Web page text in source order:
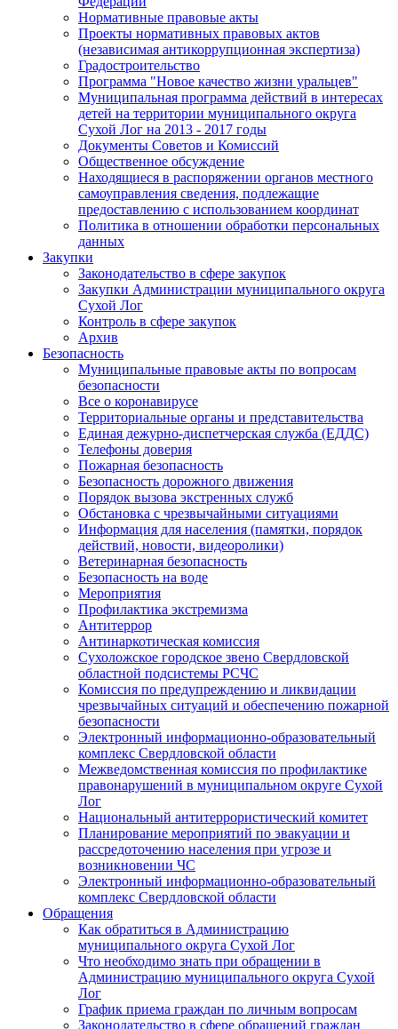
Нормативные правовые акты
Проекты нормативных правовых актов
(независимая антикоррупционная экспертиза)
Градостроительство
Программа "Новое качество жизни уральцев"
Муниципальная программа действий в интересах
детей на территории муниципального округа
Сухой Лог на 2013 - 2017 годы
Документы Советов и Комиссий
Общественное обсуждение
Находящиеся в распоряжении органов местного
самоуправления сведения, подлежащие
предоставлению с использованием координат
Политика в отношении обработки персональных
данных
Закупки
Законодательство в сфере закупок
Закупки Администрации муниципального округа
Сухой Лог
Контроль в сфере закупок
Архив
Безопасность
Муниципальные правовые акты по вопросам
безопасности
Все о коронавирусе
Территориальные органы и представительства
Единая дежурно-диспетчерская служба (ЕДДС)
Телефоны доверия
Пожарная безопасность
Безопасность дорожного движения
Порядок вызова экстренных служб
Обстановка с чрезвычайными ситуациями
Информация для населения (памятки, порядок
действий, новости, видеоролики)
Ветеринарная безопасность
Безопасность на воде
Мероприятия
Профилактика экстремизма
Антитеррор
Антинаркотическая комиссия
Сухоложское городское звено Свердловской
областной подсистемы РСЧС
Комиссия по предупреждению и ликвидации
чрезвычайных ситуаций и обеспечению пожарной
безопасности
Электронный информационно-образовательный
комплекс Cвердловской области
Межведомственная комиссия по профилактике
правонарушений в муниципальном округе Сухой
Лог
Национальный антитеррористический комитет
Планирование мероприятий по эвакуации и
рассредоточению населения при угрозе и
возникновении ЧС
Электронный информационно-образовательный
комплекс Свердловской области
Обращения
Как обратиться в Администрацию
муниципального округа Сухой Лог
Что необходимо знать при обращении в
Администрацию муниципального округа Сухой
Лог
График приема граждан по личным вопросам
Законодательство в сфере обращений граждан